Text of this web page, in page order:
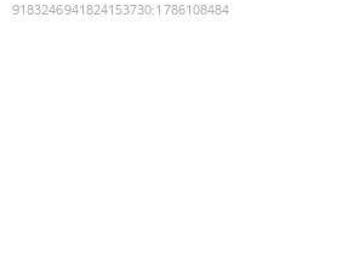
9183246941824153730:1786108484